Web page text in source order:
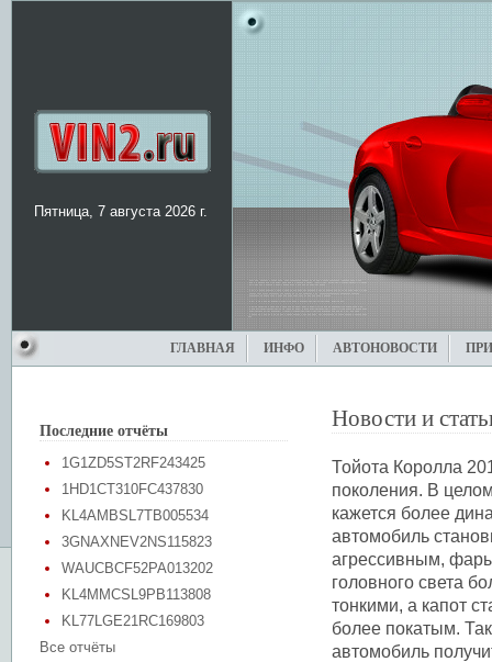
Пятница, 7 августа 2026 г.
ГЛАВНАЯ ИНФО АВТОНОВОСТИ
Последние отчёты
1G1ZD5ST2RF243425
1HD1CT310FC437830
KL4AMBSL7TB005534
3GNAXNEV2NS115823
WAUCBCF52PA013202
KL4MMCSL9PB113808
KL77LGE21RC169803
Все отчёты
Новости и
Тойота Королла
поколения. В
кажется более
автомобиль
агрессивным,
головного света
тонкими, а капот
более покатым.
автомобиль